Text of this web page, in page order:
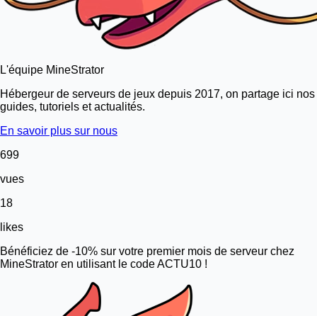
L'équipe MineStrator
Hébergeur de serveurs de jeux depuis 2017, on partage ici nos
guides, tutoriels et actualités.
En savoir plus sur nous
699
vues
18
likes
Bénéficiez de -10% sur votre premier mois de serveur chez
MineStrator en utilisant le code ACTU10 !